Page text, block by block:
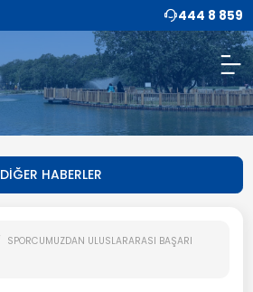
444 8 859
DİĞER HABERLER
SPORCUMUZDAN ULUSLARARASI BAŞARI